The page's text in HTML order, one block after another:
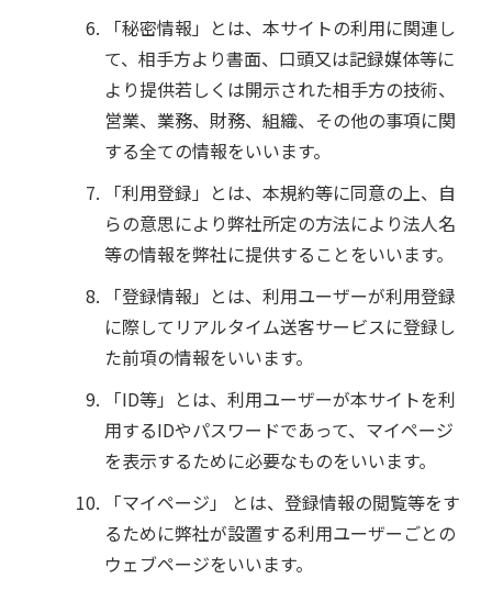
「秘密情報」とは、本サイトの利用に関連し
て、相手方より書面、口頭又は記録媒体等に
より提供若しくは開示された相手方の技術、
営業、業務、財務、組織、その他の事項に関
する全ての情報をいいます。
「利用登録」とは、本規約等に同意の上、自
らの意思により弊社所定の方法により法人名
等の情報を弊社に提供することをいいます。
「登録情報」とは、利用ユーザーが利用登録
に際してリアルタイム送客サービスに登録し
た前項の情報をいいます。
「ID等」とは、利用ユーザーが本サイトを利
用するIDやパスワードであって、マイページ
を表示するために必要なものをいいます。
「マイページ」 とは、登録情報の閲覧等をす
るために弊社が設置する利用ユーザーごとの
ウェブページをいいます。